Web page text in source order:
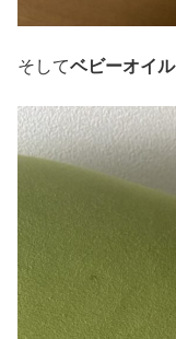
そしてベビーオイ